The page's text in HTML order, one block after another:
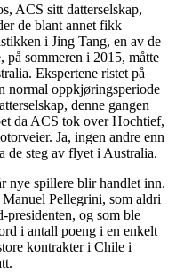
ACS sitt datterselskap,
de blant annet fikk
i Jing Tang, en av de
på sommeren i 2015, måtte
Ekspertene ristet på
normal oppkjøringsperiode
denne gangen
da ACS tok over Hochtief,
Ja, ingen andre enn
de steg av flyet i Australia.
nye spillere blir handlet inn.
Pellegrini, som aldri
og som ble
i antall poeng i en enkelt
kontrakter i Chile i